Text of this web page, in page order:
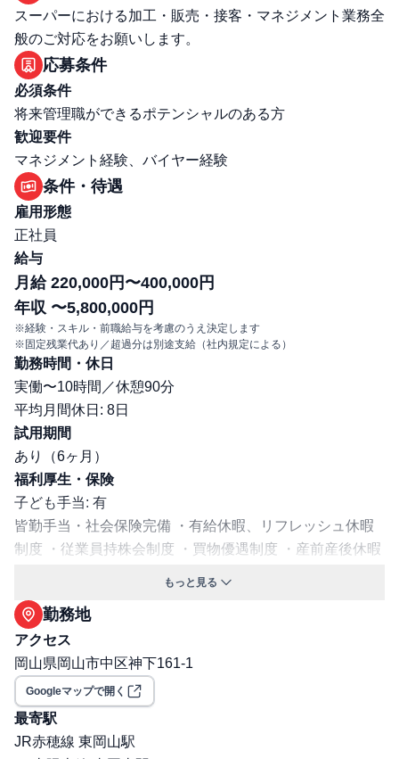
スーパーにおける加工・販売・接客・マネジメント業務全
般のご対応をお願いします。
応募条件
必須条件
将来管理職ができるポテンシャルのある方
歓迎要件
マネジメント経験、バイヤー経験
条件・待遇
雇用形態
正社員
給与
月給 220,000円〜400,000円
年収 〜5,800,000円
※経験・スキル・前職給与を考慮のうえ決定します
※固定残業代あり／超過分は別途支給（社内規定による）
勤務時間・休日
実働〜10時間／休憩90分
平均月間休日: 8日
試用期間
あり（6ヶ月）
福利厚生・保険
子ども手当: 有
皆勤手当・社会保険完備 ・有給休暇、リフレッシュ休暇
制度 ・従業員持株会制度 ・買物優遇制度 ・産前産後休暇
短時間勤務制度 ・寮、社宅家賃補助 ・単身赴任手当 ・赴
任準備金 ・宿泊施設、各種レジャー施設等の割引制度
（福利厚生倶楽部） ・定期健康診断 ・再雇用制度 ・制服
貸与
交通費支給: 有
社宅・寮あり
もっと見る
勤務地
アクセス
岡山県岡山市中区神下161-1
Googleマップで開く
最寄駅
JR赤穂線 東岡山駅